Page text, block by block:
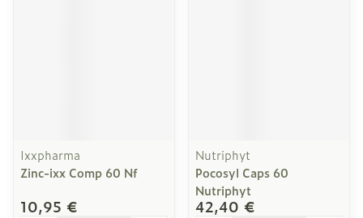
Ixxpharma
Zinc-ixx Comp 60 Nf
10,95 €
Nutriphyt
Pocosyl Caps 60
Nutriphyt
42,40 €